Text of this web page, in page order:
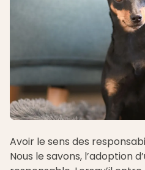
Avoir le sens des
Nous le savons, l’adoption